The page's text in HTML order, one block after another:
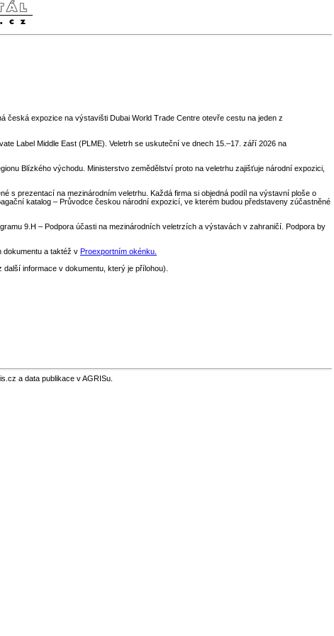
česká expozice na výstavišti Dubai World Trade Centre otevře cestu na jeden z
Label Middle East (PLME). Veletrh se uskuteční ve dnech 15.–17. září 2026 na
Blízkého východu. Ministerstvo zemědělství proto na veletrhu zajišťuje národní expozici,
s prezentací na mezinárodním veletrhu. Každá firma si objedná podíl na výstavní ploše o
katalog – Průvodce českou národní expozicí, ve kterém budou představeny zúčastněné
9.H – Podpora účasti na mezinárodních veletrzích a výstavách v zahraničí. Podpora by
dokumentu a taktéž v Proexportním okénku.
další informace v dokumentu, který je přílohou).
a data publikace v AGRISu.